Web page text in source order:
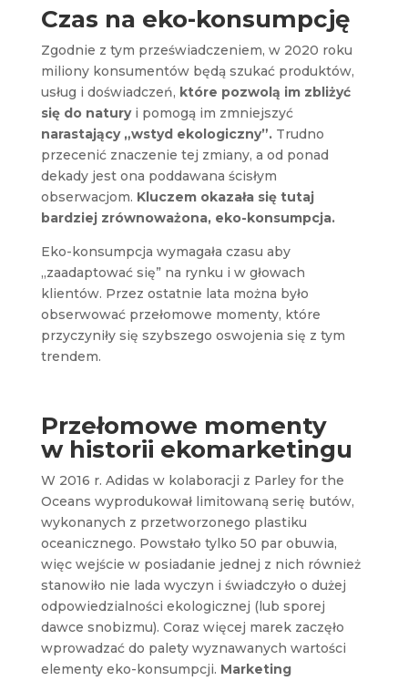
Czas na eko-konsumpcję
Zgodnie z tym przeświadczeniem, w 2020 roku
miliony konsumentów będą szukać produktów,
usług i doświadczeń, które pozwolą im zbliżyć
się do naturyi pomogą im zmniejszyć
narastający „wstyd ekologiczny”.Trudno
przecenić znaczenie tej zmiany, a od ponad
dekady jest ona poddawana ścisłym
obserwacjom. Kluczem okazała się tutaj
bardziej zrównoważona, eko-konsumpcja.
Eko-konsumpcja wymagała czasu aby
„zaadaptować się” na rynku i w głowach
klientów. Przez ostatnie lata można było
obserwować przełomowe momenty, które
przyczyniły się szybszego oswojenia się z tym
trendem.
Przełomowe momenty
w historii ekomarketingu
W 2016 r. Adidas w kolaboracji z Parley for the
Oceans wyprodukował limitowaną serię butów,
wykonanych z przetworzonego plastiku
oceanicznego. Powstało tylko 50 par obuwia,
więc wejście w posiadanie jednej z nich również
stanowiło nie lada wyczyn i świadczyło o dużej
odpowiedzialności ekologicznej (lub sporej
dawce snobizmu). Coraz więcej marek zaczęło
wprowadzać do palety wyznawanych wartości
elementy eko-konsumpcji. Marketing